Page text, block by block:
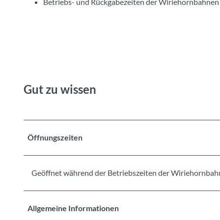
Gut zu wissen
Öffnungszeiten
Geöffnet während der Betriebszeiten der
Allgemeine Informationen